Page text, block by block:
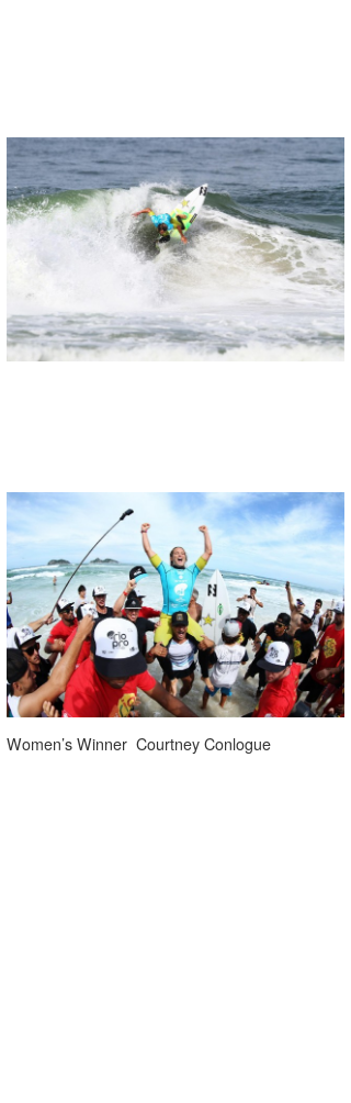
Women’s Winner Courtney Conlogue